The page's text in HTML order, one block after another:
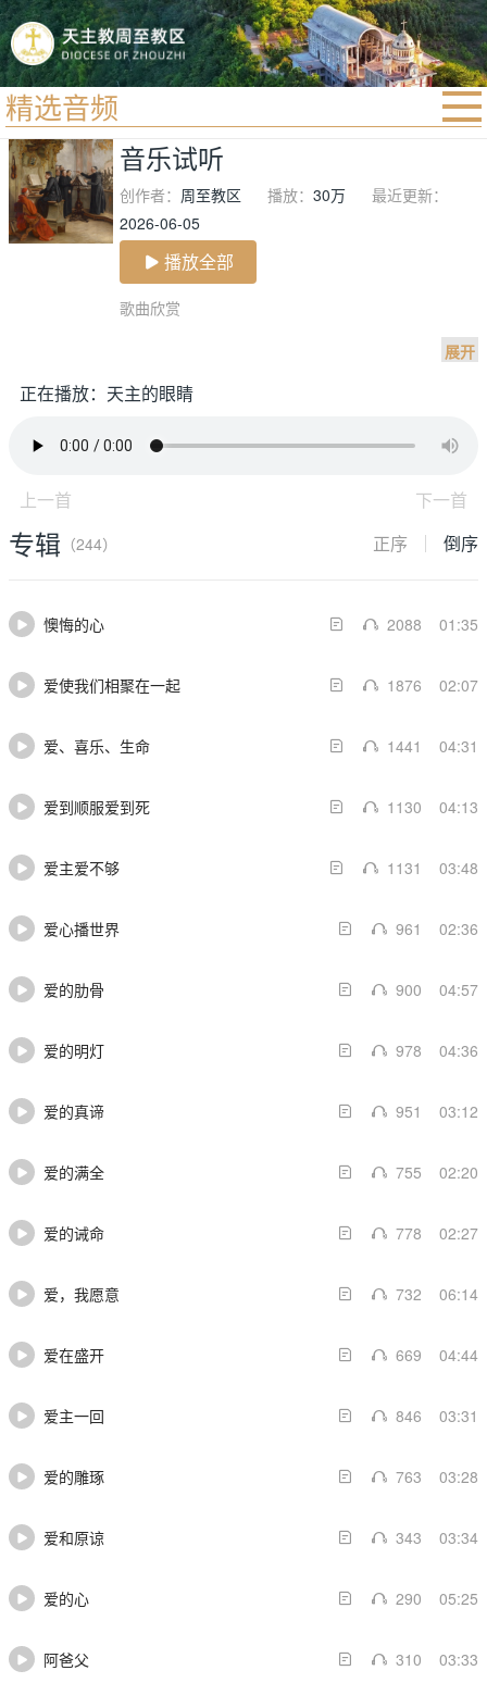
精选音频
首页
宗教法规
教区动态
音乐试听
创作者： 周至教区 播放： 30万
最近更新：
2026-06-05
播放全部
歌曲欣赏
展开
正在播放：天主的眼睛
上一首 下一首
专辑 （244） 正序 倒序
懊悔的心 2088 01:35
爱使我们相聚在一起 1876 02:07
爱、喜乐、生命 1441 04:31
爱到顺服爱到死 1130 04:13
爱主爱不够 1131 03:48
爱心播世界 961 02:36
爱的肋骨 900 04:57
爱的明灯 978 04:36
爱的真谛 951 03:12
爱的满全 755 02:20
爱的诫命 778 02:27
爱，我愿意 732 06:14
爱在盛开 669 04:44
爱主一回 846 03:31
爱的雕琢 763 03:28
爱和原谅 343 03:34
爱的心 290 05:25
阿爸父 310 03:33